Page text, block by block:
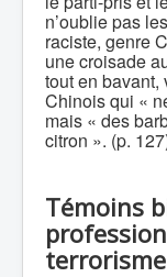
n’oublie pas
raciste, genre
une croisade
tout en
Chinois qui «
mais « des
citron ». (p.
Témoins